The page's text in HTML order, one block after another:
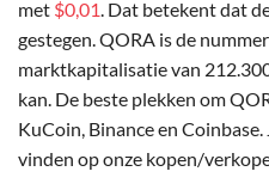
met $0,01. Dat betekent dat
gestegen. QORA is de
marktkapitalisatie van
kan. De beste plekken om
KuCoin, Binance en
vinden op onze kopen/